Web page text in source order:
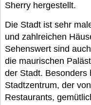
Sherry hergestellt.
Die Stadt ist sehr
und zahlreichen
Sehenswert sind
die maurischen
der Stadt. Besonders
Stadtzentrum, der
Restaurants,